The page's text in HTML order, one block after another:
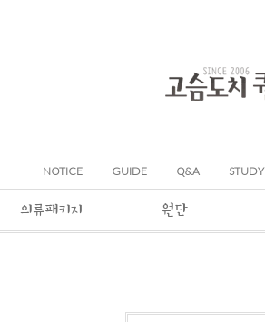
NOTICE GUIDE Q&A STUDY
의류패키지 원단